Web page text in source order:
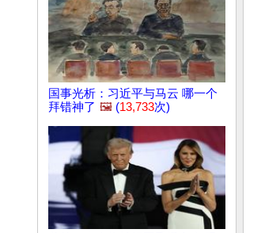
国事光析：习近平与马云 哪一个
拜错神了 🖼️ (13,733次)